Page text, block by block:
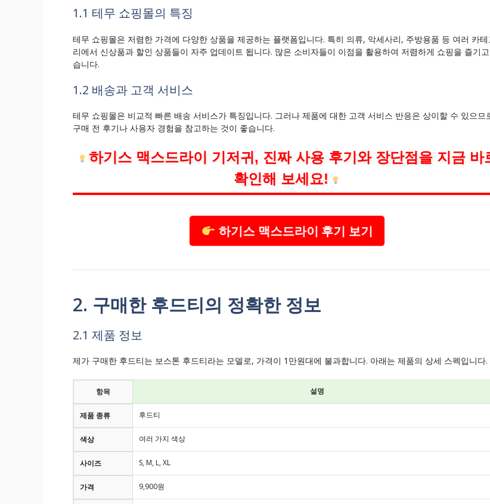
1.1 테무 쇼핑몰의 특징
테무 쇼핑몰은 저렴한 가격에 다양한 상품을 제공하는 플랫폼입니다. 특히 의류, 악세사리, 주방용품 등 여러 카테
리에서 신상품과 할인 상품들이 자주 업데이트 됩니다. 많은 소비자들이 이점을 활용하여 저렴하게 쇼핑을 즐기
습니다.
1.2 배송과 고객 서비스
테무 쇼핑몰은 비교적 빠른 배송 서비스가 특징입니다. 그러나 제품에 대한 고객 서비스 반응은 상이할 수 있으므
구매 전 후기나 사용자 경험을 참고하는 것이 좋습니다.
하기스 맥스드라이 기저귀, 진짜 사용 후기와 장단점을 지금 바
확인해 보세요!
하기스 맥스드라이 후기 보기
2. 구매한 후드티의 정확한 정보
2.1 제품 정보
제가 구매한 후드티는 보스톤 후드티라는 모델로, 가격이 1만원대에 불과합니다. 아래는 제품의 상세 스펙입니다.
항목 설명
제품 종류 후드티
색상 여러 가지 색상
사이즈 S, M, L, XL
가격 9,900원